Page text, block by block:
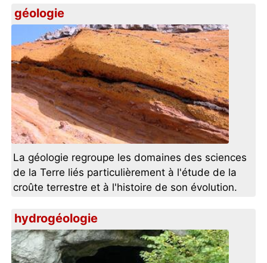
géologie
La géologie regroupe les domaines des sciences
de la Terre liés particulièrement à l'étude de la
croûte terrestre et à l'histoire de son évolution.
hydrogéologie